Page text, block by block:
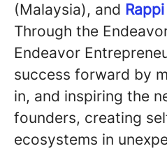
(Malaysia), and Rappi
Through the
Endeavor
success forward by
in, and inspiring the
founders, creating
ecosystems in